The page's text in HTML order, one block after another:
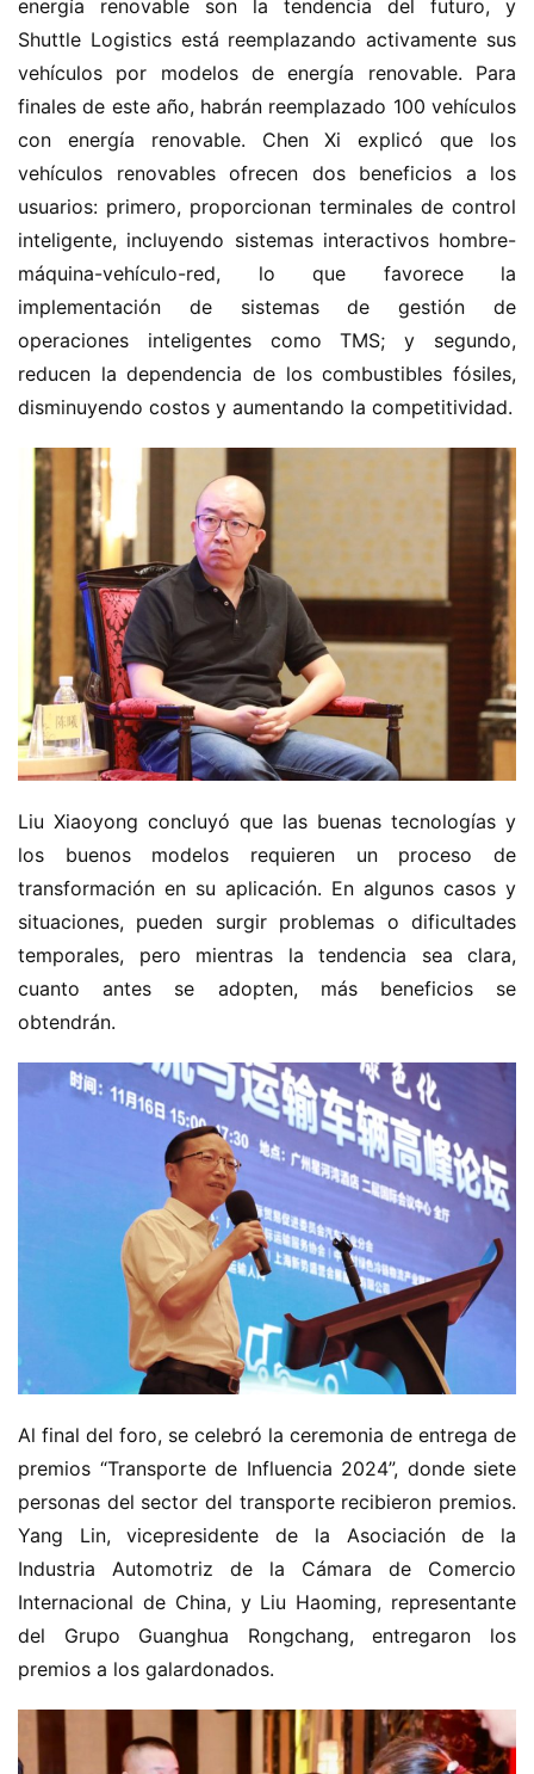
energía renovable son la tendencia del futuro, y
Shuttle Logistics está reemplazando activamente sus
vehículos por modelos de energía renovable. Para
finales de este año, habrán reemplazado 100 vehículos
con energía renovable. Chen Xi explicó que los
vehículos renovables ofrecen dos beneficios a los
usuarios: primero, proporcionan terminales de control
inteligente, incluyendo sistemas interactivos hombre-
máquina-vehículo-red, lo que favorece la
implementación de sistemas de gestión de
operaciones inteligentes como TMS; y segundo,
reducen la dependencia de los combustibles fósiles,
disminuyendo costos y aumentando la competitividad.
Liu Xiaoyong concluyó que las buenas tecnologías y
los buenos modelos requieren un proceso de
transformación en su aplicación. En algunos casos y
situaciones, pueden surgir problemas o dificultades
temporales, pero mientras la tendencia sea clara,
cuanto antes se adopten, más beneficios se
obtendrán.
Al final del foro, se celebró la ceremonia de entrega de
premios “Transporte de Influencia 2024”, donde siete
personas del sector del transporte recibieron premios.
Yang Lin, vicepresidente de la Asociación de la
Industria Automotriz de la Cámara de Comercio
Internacional de China, y Liu Haoming, representante
del Grupo Guanghua Rongchang, entregaron los
premios a los galardonados.